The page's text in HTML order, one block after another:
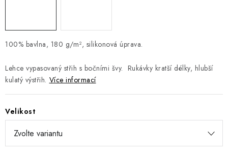
100% bavlna, 180 g/m², silikonová úprava.
Lehce vypasovaný střih s bočními švy. Rukávky kratší délky, hlubší
kulatý výstřih. Více informací
Velikost